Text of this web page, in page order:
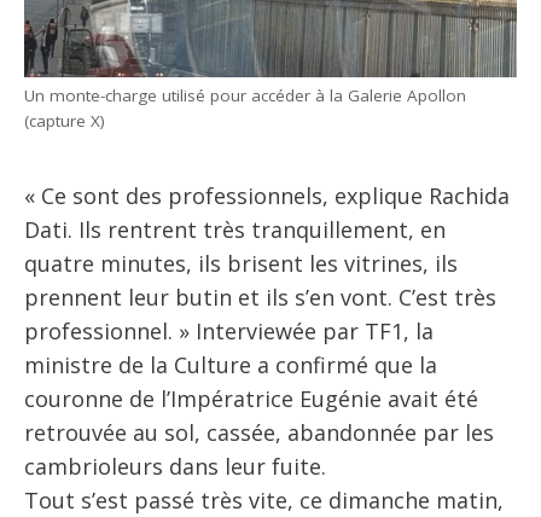
Un monte-charge utilisé pour accéder à la Galerie Apollon
(capture X)
« Ce sont des professionnels, explique Rachida
Dati. Ils rentrent très tranquillement, en
quatre minutes, ils brisent les vitrines, ils
prennent leur butin et ils s’en vont. C’est très
professionnel. » Interviewée par TF1, la
ministre de la Culture a confirmé que la
couronne de l’Impératrice Eugénie avait été
retrouvée au sol, cassée, abandonnée par les
cambrioleurs dans leur fuite.
Tout s’est passé très vite, ce dimanche matin,